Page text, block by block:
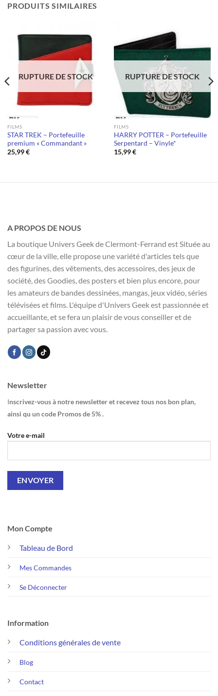
PRODUITS SIMILAIRES
RUPTURE DE STOCK
FILMS
STAR TREK – Portefeuille
premium « Commandant »
25,99€
RUPTURE DE STOCK
FILMS
HARRY POTTER – Portefeuille
Serpentard – Vinyle*
15,99€
A PROPOS DE NOUS
La boutique Univers Geek de Clermont-Ferrand est Située au
cœur de la ville, elle propose une variété d'articles tels que
des figurines, des vêtements, des accessoires, des jeux de
société, des Goodies, des posters et bien plus encore, pour
les amateurs de bandes dessinées, mangas, jeux vidéo, séries
télévisées et films. L'équipe d'Univers Geek est passionnée et
accueillante, et se fera un plaisir de vous conseiller et de
partager sa passion avec vous.
Mon Compte
Tableau de Bord
Mes Commandes
Se Déconnecter
Information
Conditions générales de vente
Blog
Contact
Newsletter
Inscrivez-vous à notre newsletter et recevez tous nos bon plan,
ainsi qu un code Promos de 5% .
Votre e-mail